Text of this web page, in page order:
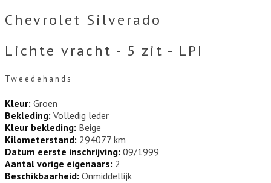
Chevrolet Silverado
Lichte vracht - 5 zit - LPI
Tweedehands
Kleur: Groen
Bekleding: Volledig leder
Kleur bekleding: Beige
Kilometerstand: 294077 km
Datum eerste inschrijving: 09/1999
Aantal vorige eigenaars: 2
Beschikbaarheid: Onmiddellijk